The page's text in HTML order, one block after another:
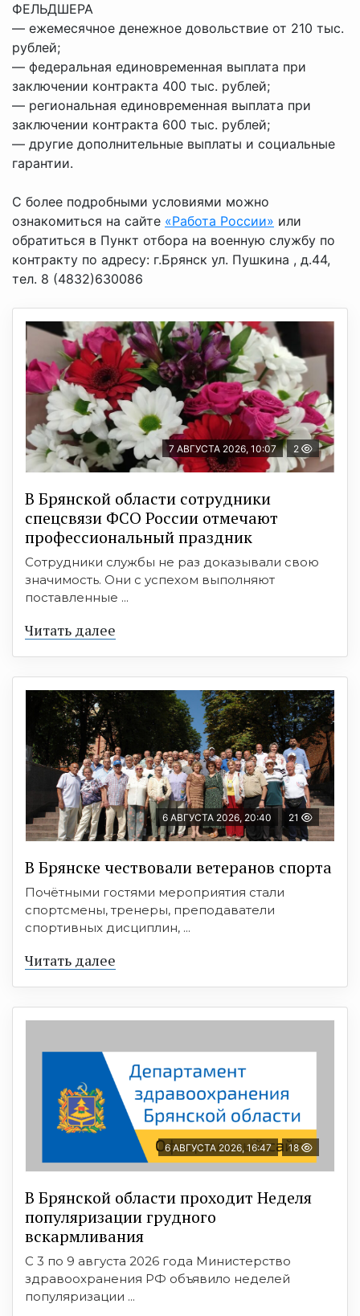
ФЕЛЬДШЕРА
— ежемесячное денежное довольствие от 210 тыс.
рублей;
— федеральная единовременная выплата при
заключении контракта 400 тыс. рублей;
— региональная единовременная выплата при
заключении контракта 600 тыс. рублей;
— другие дополнительные выплаты и социальные
гарантии.
С более подробными условиями можно
ознакомиться на сайте «Работа России» или
обратиться в Пункт отбора на военную службу по
контракту по адресу: г.Брянск ул. Пушкина , д.44,
тел. 8 (4832)630086
7 АВГУСТА 2026, 10:07 2
В Брянской области сотрудники
спецсвязи ФСО России отмечают
профессиональный праздник
Сотрудники службы не раз доказывали свою
значимость. Они с успехом выполняют
поставленные ...
Читать далее
6 АВГУСТА 2026, 20:40 21
В Брянске чествовали ветеранов спорта
Почётными гостями мероприятия стали
спортсмены, тренеры, преподаватели
спортивных дисциплин, ...
Читать далее
6 АВГУСТА 2026, 16:47 18
В Брянской области проходит Неделя
популяризации грудного
вскармливания
С 3 по 9 августа 2026 года Министерство
здравоохранения РФ объявило неделей
популяризации ...